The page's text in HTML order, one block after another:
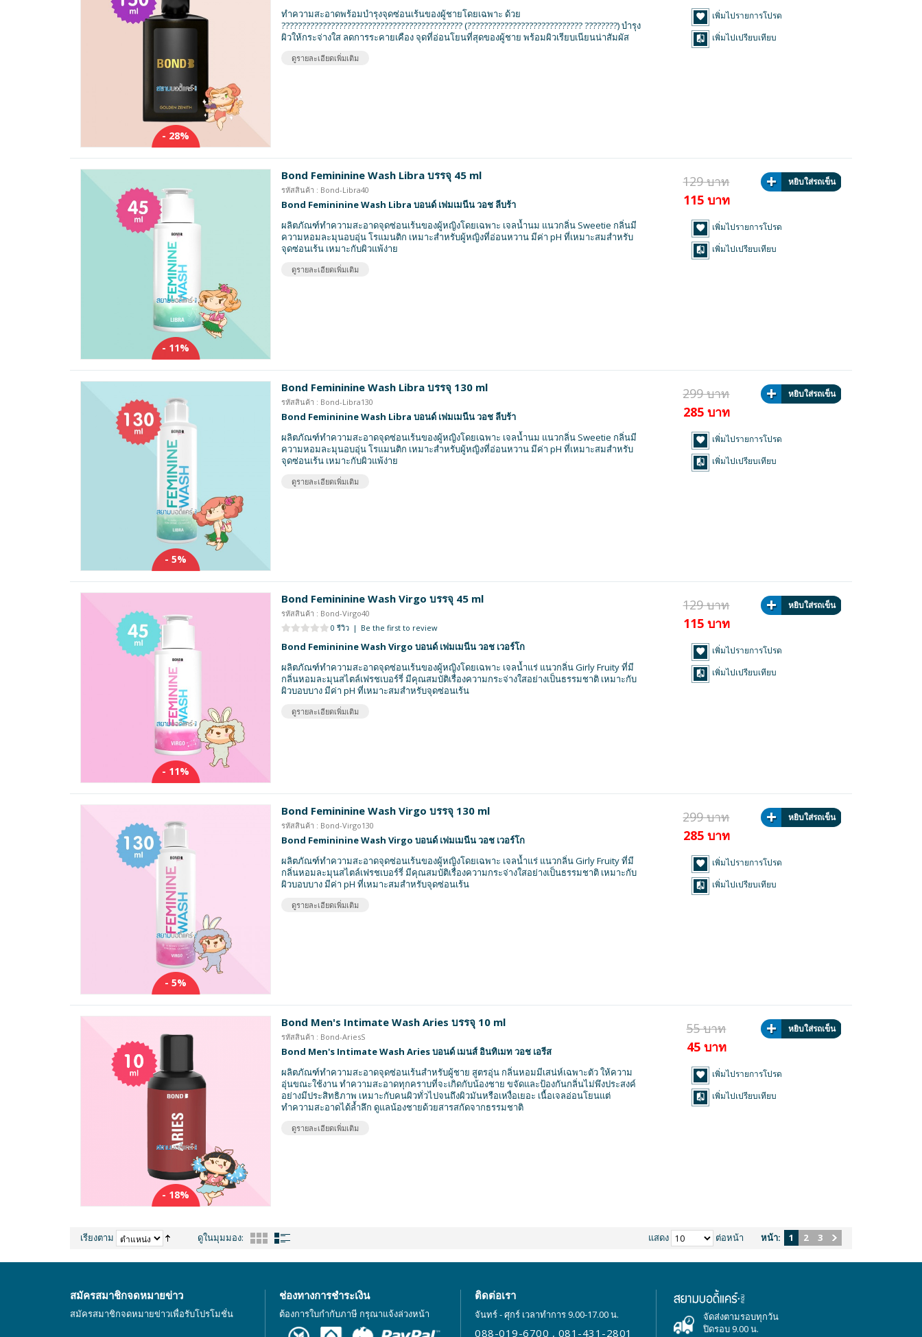
- 28%
ทำความสะอาดพร้อมบำรุงจุดซ่อนเร้นของผู้ชายโดยเฉพาะ ด้วย
???????????????????????????????????????????? (???????????????????????????? ????????) บำรุง
ผิวให้กระจ่างใส ลดการระคายเคือง จุดที่อ่อนโยนที่สุดของผู้ชาย พร้อมผิวเรียบเนียนน่าสัมผัส
ดูรายละเอียดเพิ่มเติม
เพิ่มไปรายการโปรด
เพิ่มไปเปรียบเทียบ
- 11%
Bond Femininine Wash Libra บรรจุ 45 ml
รหัสสินค้า : Bond-Libra40
Bond Femininine Wash Libra บอนด์ เฟมเมนีน วอช ลีบร้า
ผลิตภัณฑ์ทำความสะอาดจุดซ่อนเร้นของผู้หญิงโดยเฉพาะ เจลน้ำนม แนวกลิ่น Sweetie กลิ่นมี
ความหอมละมุนอบอุ่น โรแมนติก เหมาะสำหรับผู้หญิงที่อ่อนหวาน มีค่า pH ที่เหมาะสมสำหรับ
จุดซ่อนเร้น เหมาะกับผิวแพ้ง่าย
ดูรายละเอียดเพิ่มเติม
129 บาท
115 บาท
หยิบใส่รถเข็น
เพิ่มไปรายการโปรด
เพิ่มไปเปรียบเทียบ
- 5%
Bond Femininine Wash Libra บรรจุ 130 ml
รหัสสินค้า : Bond-Libra130
Bond Femininine Wash Libra บอนด์ เฟมเมนีน วอช ลีบร้า
ผลิตภัณฑ์ทำความสะอาดจุดซ่อนเร้นของผู้หญิงโดยเฉพาะ เจลน้ำนม แนวกลิ่น Sweetie กลิ่นมี
ความหอมละมุนอบอุ่น โรแมนติก เหมาะสำหรับผู้หญิงที่อ่อนหวาน มีค่า pH ที่เหมาะสมสำหรับ
จุดซ่อนเร้น เหมาะกับผิวแพ้ง่าย
ดูรายละเอียดเพิ่มเติม
299 บาท
285 บาท
หยิบใส่รถเข็น
เพิ่มไปรายการโปรด
เพิ่มไปเปรียบเทียบ
- 11%
Bond Femininine Wash Virgo บรรจุ 45 ml
รหัสสินค้า : Bond-Virgo40
0 รีวิว | Be the first to review
Bond Femininine Wash Virgo บอนด์ เฟมเมนีน วอช เวอร์โก
ผลิตภัณฑ์ทำความสะอาดจุดซ่อนเร้นของผู้หญิงโดยเฉพาะ เจลน้ำแร่ แนวกลิ่น Girly Fruity ที่มี
กลิ่นหอมละมุนสไตล์เฟรชเบอร์รี่ มีคุณสมบัติเรื่องความกระจ่างใสอย่างเป็นธรรมชาติ เหมาะกับ
ผิวบอบบาง มีค่า pH ที่เหมาะสมสำหรับจุดซ่อนเร้น
ดูรายละเอียดเพิ่มเติม
129 บาท
115 บาท
หยิบใส่รถเข็น
เพิ่มไปรายการโปรด
เพิ่มไปเปรียบเทียบ
- 5%
Bond Femininine Wash Virgo บรรจุ 130 ml
รหัสสินค้า : Bond-Virgo130
Bond Femininine Wash Virgo บอนด์ เฟมเมนีน วอช เวอร์โก
ผลิตภัณฑ์ทำความสะอาดจุดซ่อนเร้นของผู้หญิงโดยเฉพาะ เจลน้ำแร่ แนวกลิ่น Girly Fruity ที่มี
กลิ่นหอมละมุนสไตล์เฟรชเบอร์รี่ มีคุณสมบัติเรื่องความกระจ่างใสอย่างเป็นธรรมชาติ เหมาะกับ
ผิวบอบบาง มีค่า pH ที่เหมาะสมสำหรับจุดซ่อนเร้น
ดูรายละเอียดเพิ่มเติม
299 บาท
285 บาท
หยิบใส่รถเข็น
เพิ่มไปรายการโปรด
เพิ่มไปเปรียบเทียบ
- 18%
Bond Men's Intimate Wash Aries บรรจุ 10 ml
รหัสสินค้า : Bond-AriesS
Bond Men's Intimate Wash Aries บอนด์ เมนส์ อินทิเมท วอช เอรีส
ผลิตภัณฑ์ทำความสะอาดจุดซ่อนเร้นสำหรับผู้ชาย สูตรอุ่น กลิ่นหอมมีเสน่ห์เฉพาะตัว ให้ความ
อุ่นขณะใช้งาน ทำความสะอาดทุกคราบที่จะเกิดกับน้องชาย ขจัดและป้องกันกลิ่นไม่พึงประสงค์
อย่างมีประสิทธิภาพ เหมาะกับคนผิวทั่วไปจนถึงผิวมันหรือเหงื่อเยอะ เนื้อเจลอ่อนโยนแต่
ทำความสะอาดได้ล้ำลึก ดูแลน้องชายด้วยสารสกัดจากธรรมชาติ
ดูรายละเอียดเพิ่มเติม
55 บาท
45 บาท
หยิบใส่รถเข็น
เพิ่มไปรายการโปรด
เพิ่มไปเปรียบเทียบ
เรียงตาม ดูในมุมมอง: หน้า: 1 2 3
แสดง ต่อหน้า
สมัครสมาชิกจดหมายข่าว
สมัครสมาชิกจดหมายข่าวเพื่อรับโปรโมชั่น
ช่องทางการชำระเงิน
ต้องการใบกำกับภาษี กรุณาแจ้งล่วงหน้า
ติดต่อเรา
จันทร์ - ศุกร์ เวลาทำการ 9.00-17.00 น.
088-019-6700 , 081-431-2801
จัดส่งตามรอบทุกวัน
ปิดรอบ 9.00 น.